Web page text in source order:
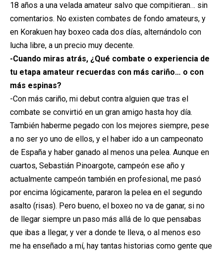
18 años a una velada amateur salvo que compitieran… sin
comentarios. No existen combates de fondo amateurs, y
en Korakuen hay boxeo cada dos días, alternándolo con
lucha libre, a un precio muy decente.
-Cuando miras atrás, ¿Qué combate o experiencia de
tu etapa amateur recuerdas con más cariño… o con
más espinas?
-Con más cariño, mi debut contra alguien que tras el
combate se convirtió en un gran amigo hasta hoy día.
También haberme pegado con los mejores siempre, pese
a no ser yo uno de ellos, y el haber ido a un campeonato
de España y haber ganado al menos una pelea. Aunque en
cuartos, Sebastián Pinoargote, campeón ese año y
actualmente campeón también en profesional, me pasó
por encima lógicamente, pararon la pelea en el segundo
asalto (risas). Pero bueno, el boxeo no va de ganar, si no
de llegar siempre un paso más allá de lo que pensabas
que ibas a llegar, y ver a donde te lleva, o al menos eso
me ha enseñado a mí, hay tantas historias como gente que